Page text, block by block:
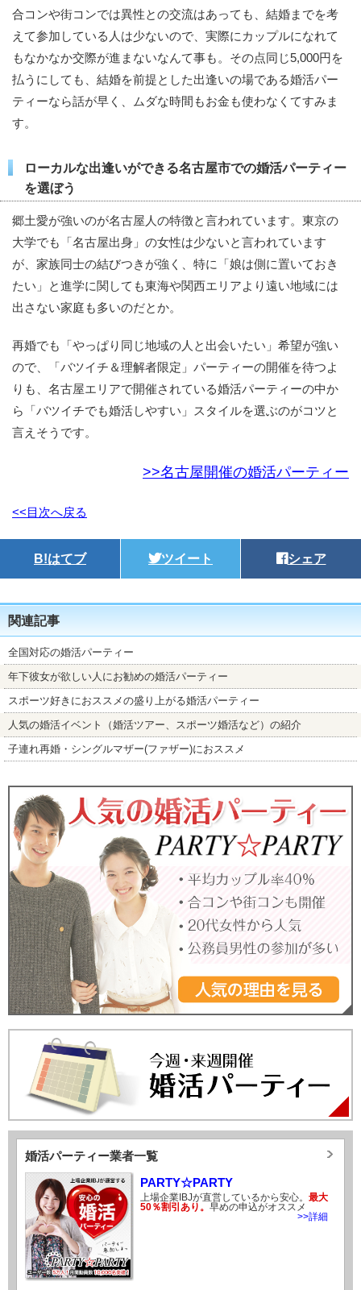
合コンや街コンでは異性との交流はあっても、結婚までを考
えて参加している人は少ないので、実際にカップルになれて
もなかなか交際が進まないなんて事も。その点同じ5,000円を
払うにしても、結婚を前提とした出逢いの場である婚活パー
ティーなら話が早く、ムダな時間もお金も使わなくてすみま
す。
ローカルな出逢いができる名古屋市での婚活パーティー
を選ぼう
郷土愛が強いのが名古屋人の特徴と言われています。東京の
大学でも「名古屋出身」の女性は少ないと言われています
が、家族同士の結びつきが強く、特に「娘は側に置いておき
たい」と進学に関しても東海や関西エリアより遠い地域には
出さない家庭も多いのだとか。
再婚でも「やっぱり同じ地域の人と出会いたい」希望が強い
ので、「バツイチ＆理解者限定」パーティーの開催を待つよ
りも、名古屋エリアで開催されている婚活パーティーの中か
ら「バツイチでも婚活しやすい」スタイルを選ぶのがコツと
言えそうです。
>>名古屋開催の婚活パーティー
<<目次へ戻る
B!はてブ ツイート シェア
関連記事
全国対応の婚活パーティー
年下彼女が欲しい人にお勧めの婚活パーティー
スポーツ好きにおススメの盛り上がる婚活パーティー
人気の婚活イベント（婚活ツアー、スポーツ婚活など）の紹介
子連れ再婚・シングルマザー(ファザー)におススメ
婚活パーティー業者一覧
PARTY☆PARTY
上場企業IBJが直営しているから安心。 最大
50％割引あり。 早めの申込がオススメ
>>詳細